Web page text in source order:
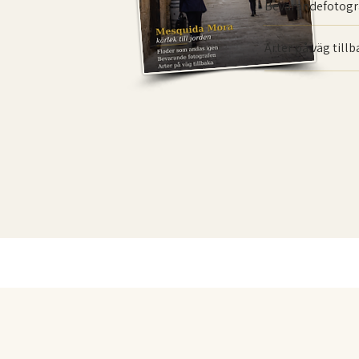
Arter på väg